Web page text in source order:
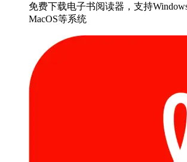
免费下载电子书阅读器，支持
MacOS等系统